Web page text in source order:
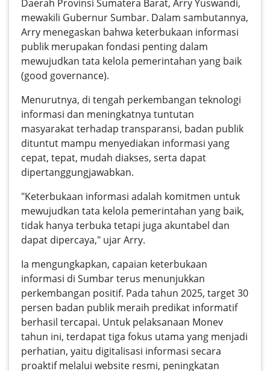
Daerah Provinsi Sumatera Barat, Arry Yuswandi,
mewakili Gubernur Sumbar. Dalam sambutannya,
Arry menegaskan bahwa keterbukaan informasi
publik merupakan fondasi penting dalam
mewujudkan tata kelola pemerintahan yang baik
(good governance).
Menurutnya, di tengah perkembangan teknologi
informasi dan meningkatnya tuntutan
masyarakat terhadap transparansi, badan publik
dituntut mampu menyediakan informasi yang
cepat, tepat, mudah diakses, serta dapat
dipertanggungjawabkan.
"Keterbukaan informasi adalah komitmen untuk
mewujudkan tata kelola pemerintahan yang baik,
tidak hanya terbuka tetapi juga akuntabel dan
dapat dipercaya," ujar Arry.
Ia mengungkapkan, capaian keterbukaan
informasi di Sumbar terus menunjukkan
perkembangan positif. Pada tahun 2025, target 30
persen badan publik meraih predikat informatif
berhasil tercapai. Untuk pelaksanaan Monev
tahun ini, terdapat tiga fokus utama yang menjadi
perhatian, yaitu digitalisasi informasi secara
proaktif melalui website resmi, peningkatan